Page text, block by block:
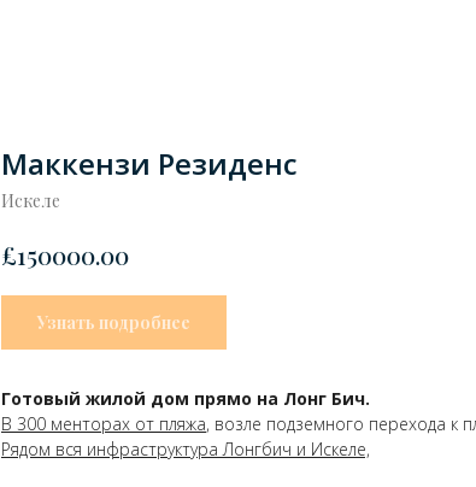
Маккензи Резиденс
Искеле
£150000.00
Узнать подробнее
Готовый жилой дом прямо на Лонг Бич.
В 300 менторах от пляжа, возле подземного перехода к
Рядом вся инфраструктура Лонгбич и Искеле,